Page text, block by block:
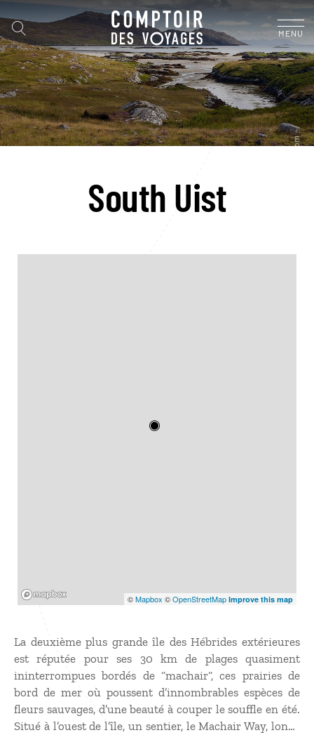
MENU
South Uist
©Mapbox ©OpenStreetMap Improve this map
La deuxième plus grande île des Hébrides extérieures
est réputée pour ses 30 km de plages quasiment
ininterrompues bordés de “machair“, ces prairies de
bord de mer où poussent d’innombrables espèces de
fleurs sauvages, d’une beauté à couper le souffle en été.
Situé à l’ouest de l’île, un sentier, le Machair Way, longe